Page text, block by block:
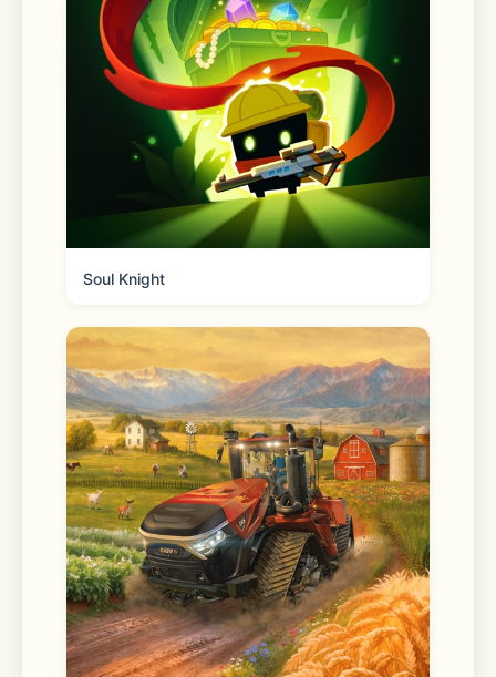
- 确认购买订阅项目后，订阅费用将记入
您的iTunes账户。 除非在当前时间段结
束前至少 24 小时关闭自动续订功能，否
则订阅将自动续订。 该帐户将在当前周
期结束前 24 小时内收取续订费用。订阅
可由用户管理，并且可以在购买后转到用
户的帐户设置来关闭自动续订。
Soul Knight